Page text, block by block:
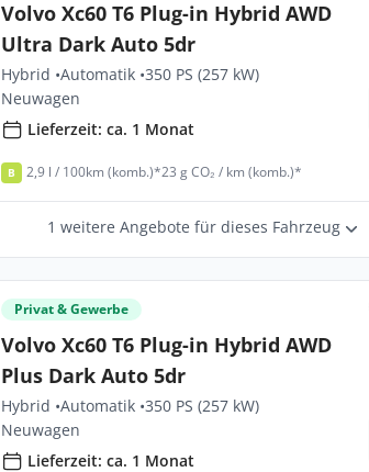
Volvo Xc60 T6 Plug-in Hybrid AWD
Ultra Dark Auto 5dr
Hybrid •Automatik •350 PS (257 kW)
Neuwagen
Lieferzeit: ca. 1 Monat
B 2,9 l / 100km (komb.)*23 g CO₂ / km (komb.)*
1 weitere Angebote für dieses Fahrzeug
Privat & Gewerbe
Volvo Xc60 T6 Plug-in Hybrid AWD
Plus Dark Auto 5dr
Hybrid •Automatik •350 PS (257 kW)
Neuwagen
Lieferzeit: ca. 1 Monat